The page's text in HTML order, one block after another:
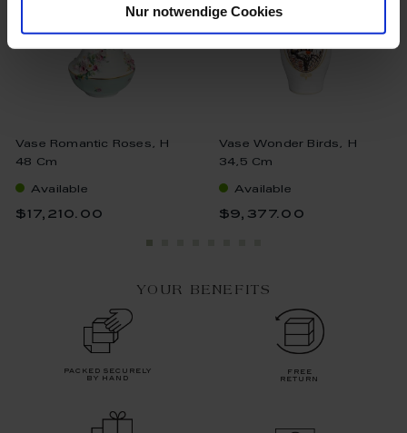
Nur notwendige Cookies
Vase Romantic Roses, H
48 Cm
Available
$17,210.00
Vase Wonder Birds, H
34,5 Cm
Available
$9,377.00
YOUR BENEFITS
packed securely
by hand
free
return